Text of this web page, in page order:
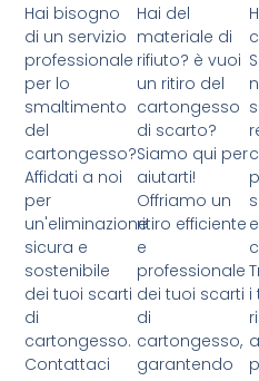
Hai bisogno
di un servizio
professionale
per lo
smaltimento
del
cartongesso?
Affidati a noi
per
un'eliminazione
sicura e
sostenibile
dei tuoi scarti
di
cartongesso.
Contattaci
Hai del
materiale di
rifiuto? è vuoi
un ritiro del
cartongesso
di scarto?
Siamo qui per
aiutarti!
Offriamo un
ritiro efficiente
e
professionale
dei tuoi scarti
di
cartongesso,
garantendo
i